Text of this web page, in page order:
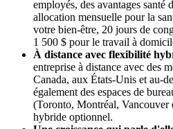
employés, des avantages santé
allocation mensuelle pour la
votre bien-être, 20 jours de
1 500 $ pour le travail à
À distance avec flexibilité
entreprise à distance avec des
Canada, aux États-Unis et au-
également des espaces de
(Toronto, Montréal, Vancouver
hybride optionnel.